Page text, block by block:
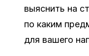
выяснить на
по каким
для вашего